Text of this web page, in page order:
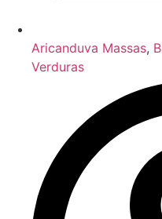
Aricanduva Massas,
Verduras